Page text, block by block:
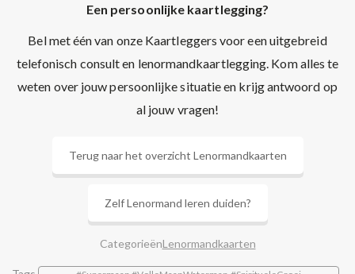
Een persoonlijke kaartlegging?
Bel met één van onze Kaartleggers voor een uitgebreid
telefonisch consult en lenormandkaartlegging. Kom alles te
weten over jouw persoonlijke situatie en krijg antwoord op
al jouw vragen!
Terug naar het overzicht Lenormandkaarten
Zelf Lenormand leren duiden?
CategorieënLenormandkaarten